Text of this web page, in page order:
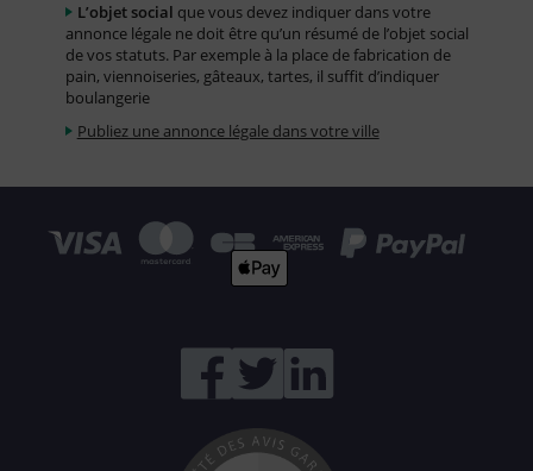
L’objet social que vous devez indiquer dans votre
annonce légale ne doit être qu’un résumé de l’objet social
de vos statuts. Par exemple à la place de fabrication de
pain, viennoiseries, gâteaux, tartes, il suffit d’indiquer
boulangerie
Publiez une annonce légale dans votre ville